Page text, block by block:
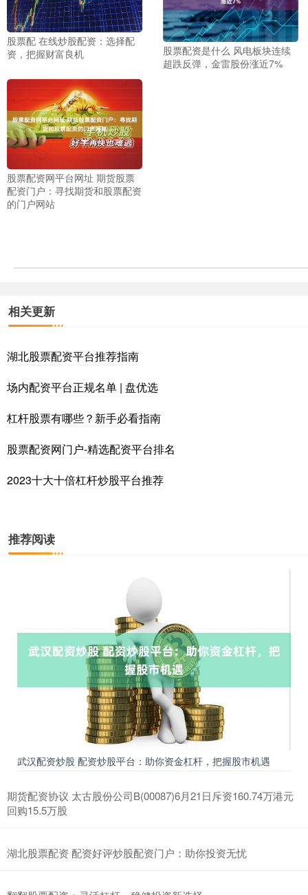
股票配 在线炒股配资：选择配
资，把握财富良机
股票配资是什么 风电板块连续
超跌反弹，金雷股份涨近7%
股票配资网平台网址 期货股票
配资门户：寻找期货和股票配资
的门户网站
相关更新
湖北股票配资平台推荐指南
场内配资平台正规名单 | 盘优选
杠杆股票有哪些？新手必看指南
股票配资网门户-精选配资平台排名
2023十大十倍杠杆炒股平台推荐
推荐阅读
武汉配资炒股 配资炒股平台：助你资金杠杆，把握股市机遇
期货配资协议 太古股份公司B(00087)6月21日斥资160.74万港元
回购15.5万股
湖北股票配资 配资好评炒股配资门户：助你投资无忧